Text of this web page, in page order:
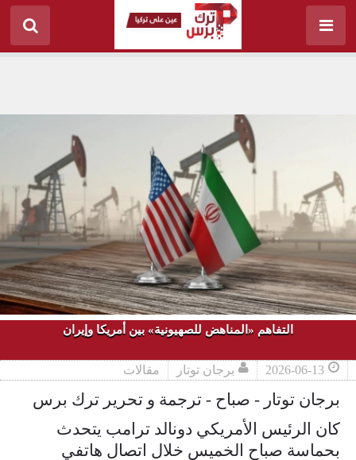
التفاهم «المناهض للصهيونية» بين أمريكا وإيران
2026-06-13 برجان توتار مقالات
برجان توتار - صباح - ترجمة و تحرير ترك برس
كان الرئيس الأمريكي دونالد ترامب يتحدث
بحماسة صباح الخميس خلال اتصال هاتفي